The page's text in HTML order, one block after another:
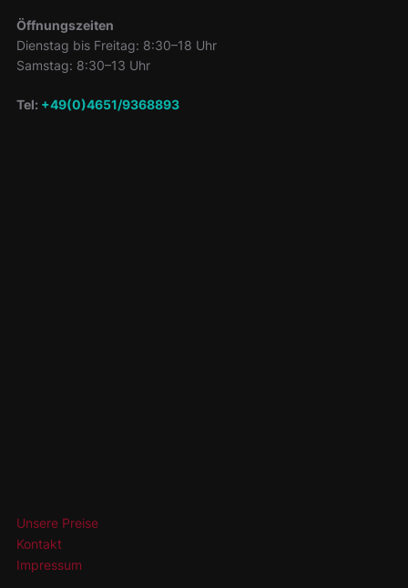
Öffnungszeiten
Dienstag bis Freitag: 8:30–18 Uhr
Samstag: 8:30–13 Uhr
Tel: +49(0)4651/9368893
Unsere Preise
Kontakt
Impressum